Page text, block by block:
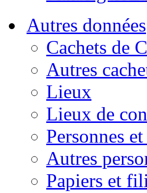
Autres données
Cachets de
Autres
Lieux
Lieux de
Personnes
Autres
Papiers et